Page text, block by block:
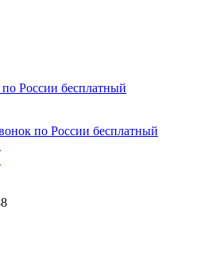
по России бесплатный
по России бесплатный